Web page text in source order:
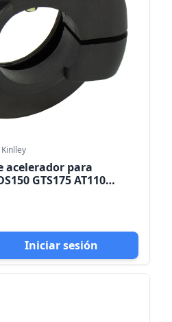
Kinlley
acelerador para
GTS175 AT110
Iniciar sesión